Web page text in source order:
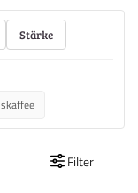
Stärke
Reihenfolge
Filter